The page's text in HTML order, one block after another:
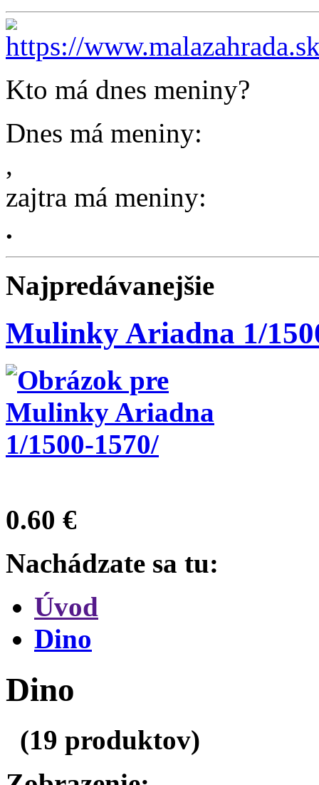
Kto má dnes meniny?
Dnes má meniny:
,
zajtra má meniny:
.
Najpredávanejšie
Mulinky Ariadna 1/
0.60 €
Nachádzate sa tu:
Úvod
Dino
Dino
(19 produktov)